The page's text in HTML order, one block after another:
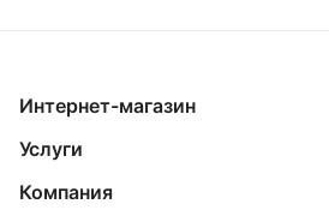
Интернет-магазин
Услуги
Компания